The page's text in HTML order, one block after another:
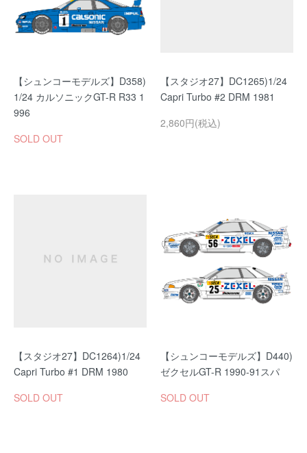
【シュンコーモデルズ】D358)
1/24 カルソニックGT-R R33 1
996
SOLD OUT
【スタジオ27】DC1265)1/24
Capri Turbo #2 DRM 1981
2,860円(税込)
【スタジオ27】DC1264)1/24
Capri Turbo #1 DRM 1980
SOLD OUT
【シュンコーモデルズ】D440)
ゼクセルGT-R 1990-91スパ
SOLD OUT